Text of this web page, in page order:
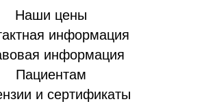
Наши цены
информация
информация
Пациентам
и сертификаты